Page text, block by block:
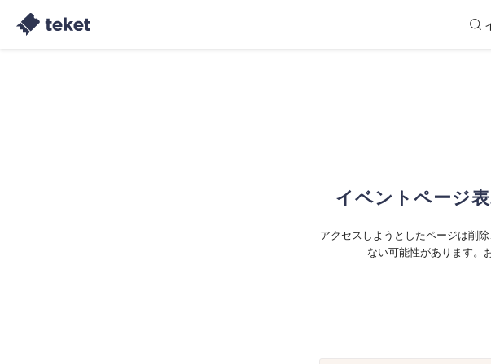
イベントページ
アクセスしようとしたページは削
ない可能性があります。